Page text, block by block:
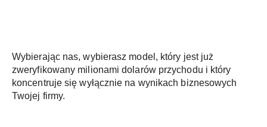
Wybierając nas, wybierasz model, który jest już
zweryfikowany milionami dolarów przychodu i który
koncentruje się wyłącznie na wynikach biznesowych
Twojej firmy.